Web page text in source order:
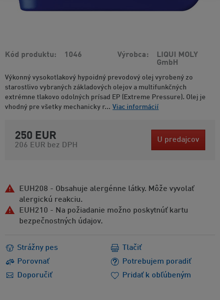
Kód produktu 1046 Výrobca
LIQUI MOLY
GmbH
Výkonný vysokotlakový hypoidný prevodový olej vyrobený zo
starostlivo vybraných základových olejov a multifunkčných
extrémne tlakovo odolných prísad EP (Extreme Pressure). Olej je
vhodný pre všetky mechanicky r... Viac informácií
250 EUR
206 EUR bez DPH
U predajcov
EUH208 - Obsahuje alergénne látky. Môže vyvolať
alergickú reakciu.
EUH210 - Na požiadanie možno poskytnúť kartu
bezpečnostných údajov.
Strážny pes
Porovnať
Potrebujem poradiť
Doporučiť
Tlačiť
Pridať k obľúbeným